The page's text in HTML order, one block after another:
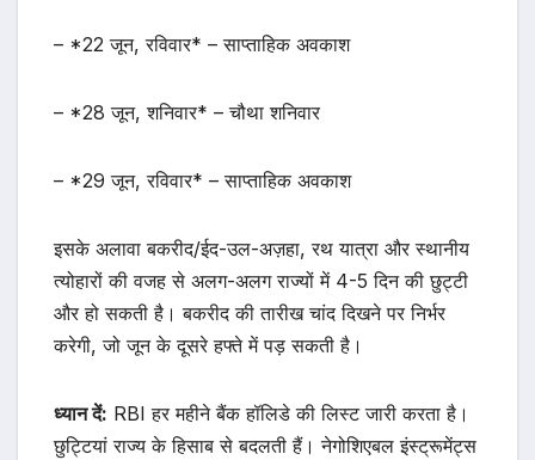
– *22 जून, रविवार* – साप्ताहिक अवकाश
– *28 जून, शनिवार* – चौथा शनिवार
– *29 जून, रविवार* – साप्ताहिक अवकाश
इसके अलावा बकरीद/ईद-उल-अज़हा, रथ यात्रा और स्थानीय
त्योहारों की वजह से अलग-अलग राज्यों में 4-5 दिन की छुट्टी
और हो सकती है। बकरीद की तारीख चांद दिखने पर निर्भर
करेगी, जो जून के दूसरे हफ्ते में पड़ सकती है।
ध्यान दें: RBI हर महीने बैंक हॉलिडे की लिस्ट जारी करता है।
छुट्टियां राज्य के हिसाब से बदलती हैं। नेगोशिएबल इंस्ट्रूमेंट्स